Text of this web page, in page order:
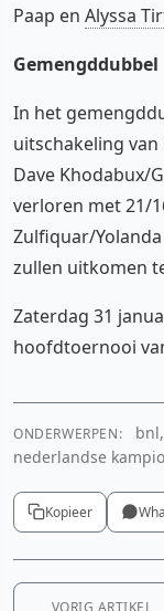
Paap en Alyssa
Gemengddubbel
In het
uitschakeling
Dave Khodabux/
verloren met 21/
Zulfiquar/
zullen uitkomen
Zaterdag 31
hoofdtoernooi
ONDERWERPEN:
nederlandse
Kopieer
VORIG ARTIKEL